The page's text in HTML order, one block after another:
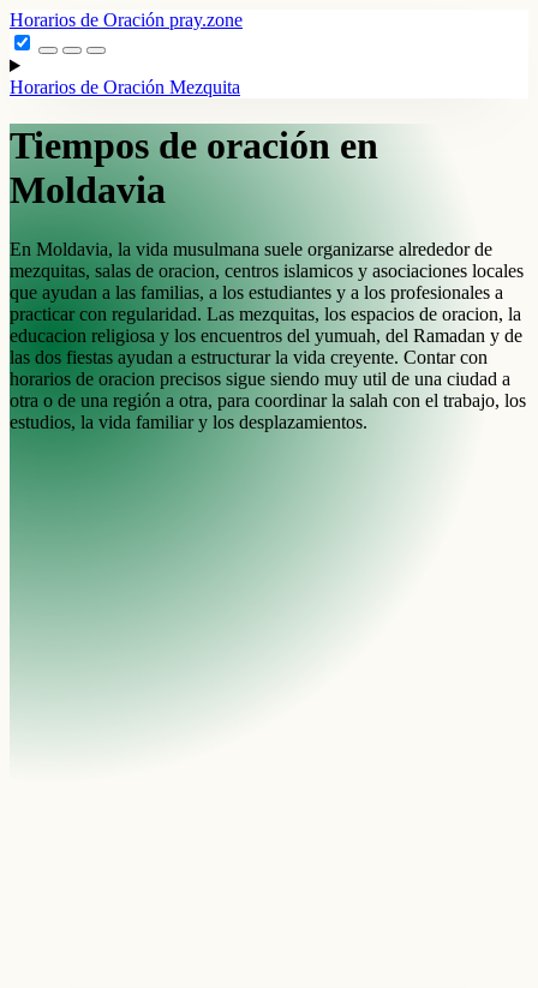
Horarios de Oración pray.zone
Horarios de Oración Mezquita
Tiempos de oración en
Moldavia
En Moldavia, la vida musulmana suele organizarse alrededor de
mezquitas, salas de oracion, centros islamicos y asociaciones locales
que ayudan a las familias, a los estudiantes y a los profesionales a
practicar con regularidad. Las mezquitas, los espacios de oracion, la
educacion religiosa y los encuentros del yumuah, del Ramadan y de
las dos fiestas ayudan a estructurar la vida creyente. Contar con
horarios de oracion precisos sigue siendo muy util de una ciudad a
otra o de una región a otra, para coordinar la salah con el trabajo, los
estudios, la vida familiar y los desplazamientos.